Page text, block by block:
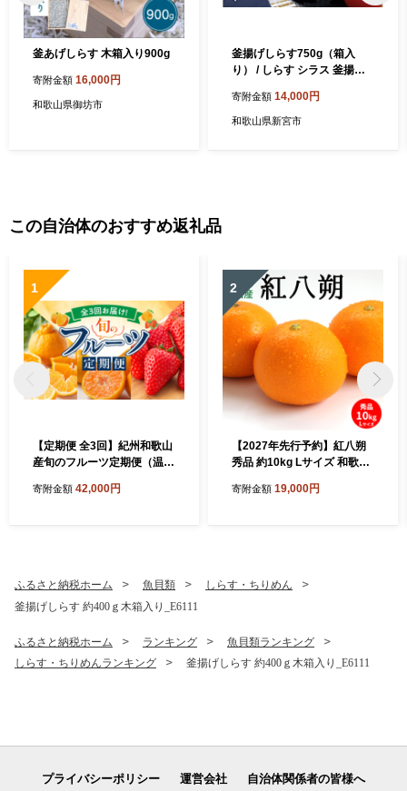
釜あげしらす 木箱入り900g
寄附金額 16,000円
和歌山県御坊市
釜揚げしらす750g（箱入
り） / しらす シラス 釜揚げ
寄附金額 14,000円
和歌山県新宮市
この自治体のおすすめ返礼品
1
【定期便 全3回】紀州和歌山
産旬のフルーツ定期便（温州
_G60-T84
寄附金額 42,000円
2
【2027年先行予約】紅八朔
秀品 約10kg Lサイズ 和歌山
寄附金額 19,000円
ふるさと納税ホーム 魚貝類
しらす・ちりめん
釜揚げしらす 約400ｇ木箱入り_E6111
ふるさと納税ホーム ランキング
魚貝類ランキング
しらす・ちりめんランキング
釜揚げしらす 約400ｇ木箱入り_E6111
プライバシーポリシー 運営会社 自治体関係者の皆様へ